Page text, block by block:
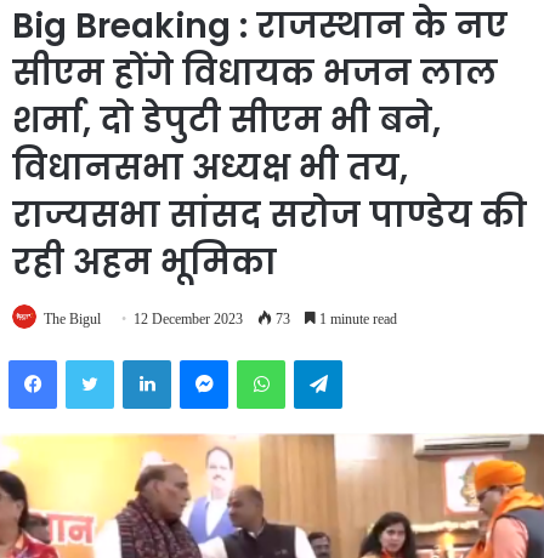
Big Breaking : राजस्थान के नए
सीएम होंगे विधायक भजन लाल
शर्मा, दो डेपुटी सीएम भी बने,
विधानसभा अध्यक्ष भी तय,
राज्यसभा सांसद सरोज पाण्डेय की
रही अहम भूमिका
The Bigul 12 December 2023 73 1 minute read
FacebookTwitter LinkedInMessengerWhatsAppTelegram